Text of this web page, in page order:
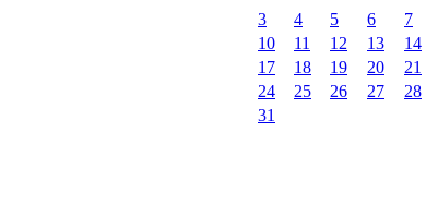
3
4 5 6 7
10
11 12 13 14
17
18 19 20 21
24
25 26 27 28
31